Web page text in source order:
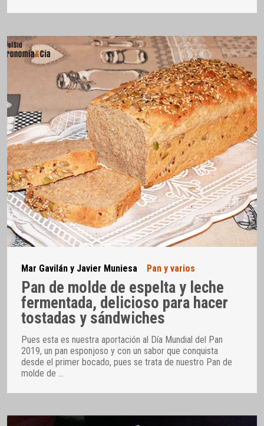
Mar Gavilán y Javier Muniesa Pan y varios
Pan de molde de espelta y leche
fermentada, delicioso para hacer
tostadas y sándwiches
Pues esta es nuestra aportación al Día Mundial del Pan
2019, un pan esponjoso y con un sabor que conquista
desde el primer bocado, pues se trata de nuestro Pan de
molde de …